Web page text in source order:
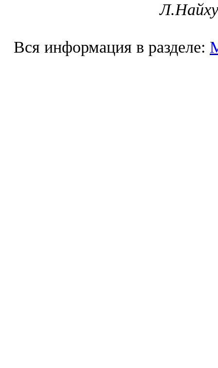
Вся информация в разделе: